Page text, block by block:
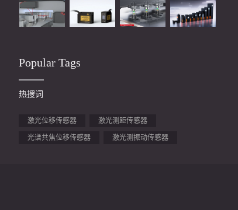
Popular Tags
热搜词
激光位移传感器 激光测距传感器
光谱共焦位移传感器 激光测振动传感器